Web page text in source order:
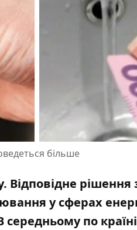
більше
у сферах
середньомупо